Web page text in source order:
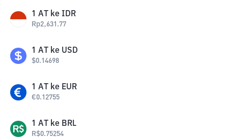
1 AT ke IDR
Rp2,631.77
1 AT ke USD
$0.14698
1 AT ke EUR
€0.12755
1 AT ke BRL
R$0.75254